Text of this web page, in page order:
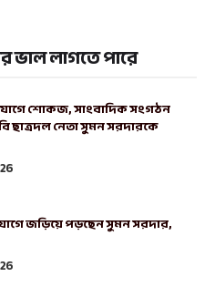
লাগতে পারে
শোকজ, সাংবাদিক সংগঠন
ছাত্রদল নেতা সুমন সরদারকে
জড়িয়ে পড়ছেন সুমন সরদার,